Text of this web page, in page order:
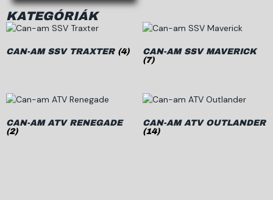
KATEGÓRIÁK
CAN-AM SSV TRAXTER (4)
CAN-AM SSV MAVERICK
(7)
CAN-AM ATV RENEGADE
(2)
CAN-AM ATV OUTLANDER
(14)